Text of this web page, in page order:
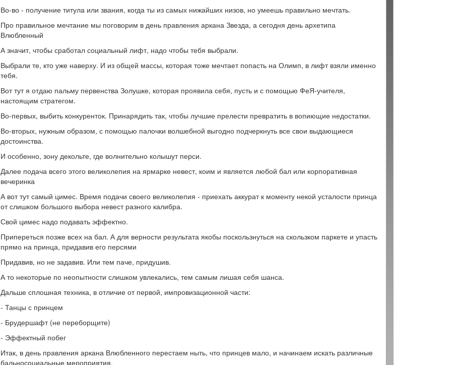
Во-во - получение титула или звания, когда ты из самых нижайших низов, но умеешь правильно мечтать.
Про правильное мечтание мы поговорим в день правления аркана Звезда, а сегодня день архетипа
Влюбленный
А значит, чтобы сработал социальный лифт, надо чтобы тебя выбрали.
Выбрали те, кто уже наверху. И из общей массы, которая тоже мечтает попасть на Олимп, в лифт взяли именно
тебя.
Вот тут я отдаю пальму первенства Золушке, которая проявила себя, пусть и с помощью ФеЯ-учителя,
настоящим стратегом.
Во-первых, выбить конкуренток. Принарядить так, чтобы лучшие прелести превратить в вопиющие недостатки.
Во-вторых, нужным образом, с помощью палочки волшебной выгодно подчеркнуть все свои выдающиеся
достоинства.
И особенно, зону декольте, где волнительно колышут перси.
Далее подача всего этого великолепия на ярмарке невест, коим и является любой бал или корпоративная
вечеринка
А вот тут самый цимес. Время подачи своего великолепия - приехать аккурат к моменту некой усталости принца
от слишком большого выбора невест разного калибра.
Свой цимес надо подавать эффектно.
Припереться позже всех на бал. А для верности результата якобы поскользнуться на скользком паркете и упасть
прямо на принца, придавив его персями
Придавив, но не задавив. Или тем паче, придушив.
А то некоторые по неопытности слишком увлекались, тем самым лишая себя шанса.
Дальше сплошная техника, в отличие от первой, импровизационной части:
- Танцы с принцем
- Брудершафт (не переборщите)
- Эффектный побег
Итак, в день правления аркана Влюбленного перестаем ныть, что принцев мало, и начинаем искать различные
бальносоциальные мероприятия.